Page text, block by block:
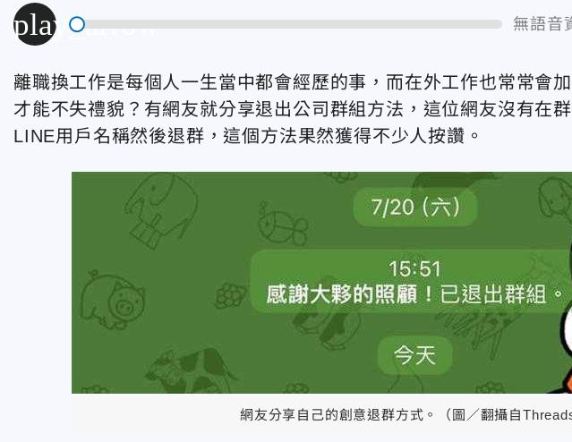
play_arrow 無語音
離職換工作是每個人一生當中都會經歷的事，而在外工作也常常會
才能不失禮貌？有網友就分享退出公司群組方法，這位網友沒有在
LINE用戶名稱然後退群，這個方法果然獲得不少人按讚。
網友分享自己的創意退群方式。（圖／翻攝自Threads